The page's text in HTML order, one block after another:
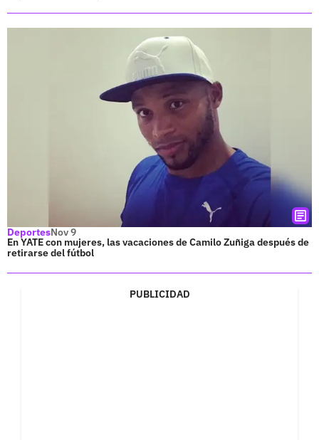
DeportesNov 9
En YATE con mujeres, las vacaciones de Camilo Zuñiga después de
retirarse del fútbol
PUBLICIDAD